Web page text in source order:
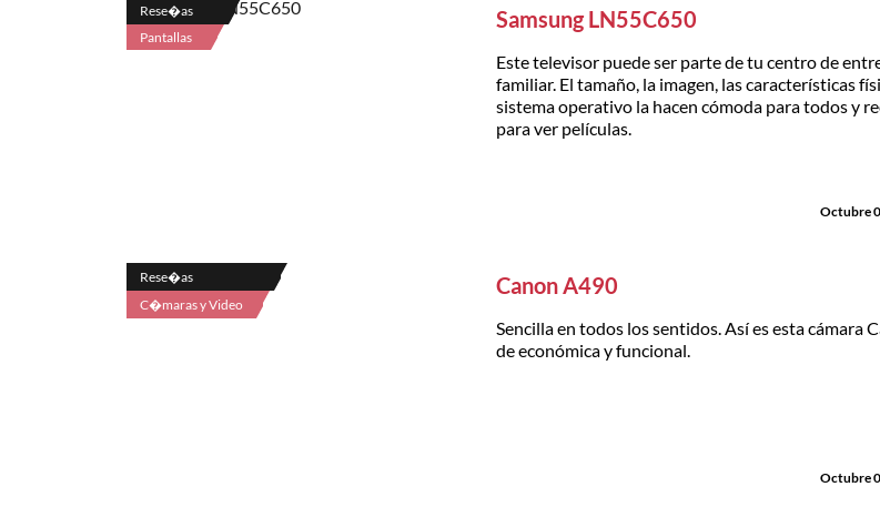
Rese�as
Pantallas
Samsung LN55C650
Este televisor puede ser parte de tu centro de
familiar. El tamaño, la imagen, las características
sistema operativo la hacen cómoda para todos y
para ver películas.
Octubre
Rese�as
C�maras y Video
Canon A490
Sencilla en todos los sentidos. Así es esta cámara
de económica y funcional.
Octubre